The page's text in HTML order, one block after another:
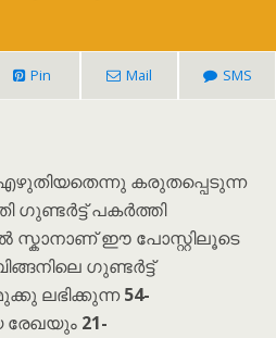
Pin Mail SMS
കരുതപ്പെടുന്ന
ഗുണ്ടർട്ട് പകർത്തി
സ്കാനാണ് ഈ പോസ്റ്റിലൂടെ
ഗുണ്ടർട്ട്
ലഭിക്കുന്ന54-
21-